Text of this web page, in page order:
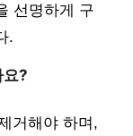
선명하게 구
.
요?
거해야 하며,